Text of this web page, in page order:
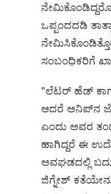
ಒಪ್ಪಂದದಡಿ
ನೇಮಿಸಿಕೊಂಡಿತ್ತೋ
ಸಂಬಂಧಿಕರಿಗೆ
"ಲೆಟರ್‌ ಹೆಡ್‌
ಆದರೆ ಅನಿಪ್‌ನ
ಎಂದು ಅವರ
ಹಾಗಿದ್ದರೆ ಈ
ಅವಘಡದಲ್ಲಿ
ಜಿಗ್ನೇಶ್